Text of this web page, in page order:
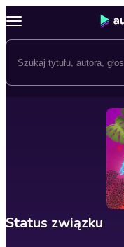
Status związku